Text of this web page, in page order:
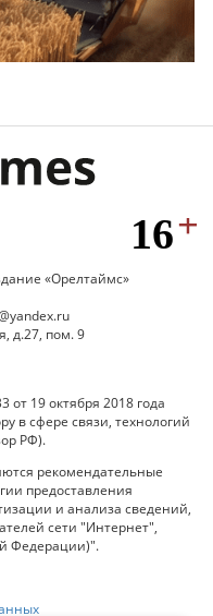
«Орелтаймс»
д.27, пом. 9
19 октября 2018 года
в сфере связи, технологий
РФ).
рекомендательные
предоставления
и анализа сведений,
сети "Интернет",
Федерации)".